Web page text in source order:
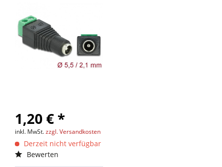
1,20 € *
inkl. MwSt.zzgl. Versandkosten
Derzeit nicht verfügbar
Bewerten